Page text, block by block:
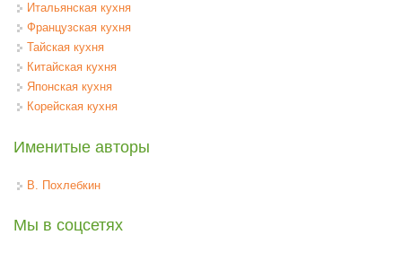
Итальянская кухня
Французская кухня
Тайская кухня
Китайская кухня
Японская кухня
Корейская кухня
Именитые авторы
В. Похлебкин
Мы в соцсетях